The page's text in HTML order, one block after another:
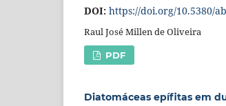
DOI: https://doi.org/10.5380/
Raul José Millen de Oliveira
PDF
Diatomáceas epífitas em